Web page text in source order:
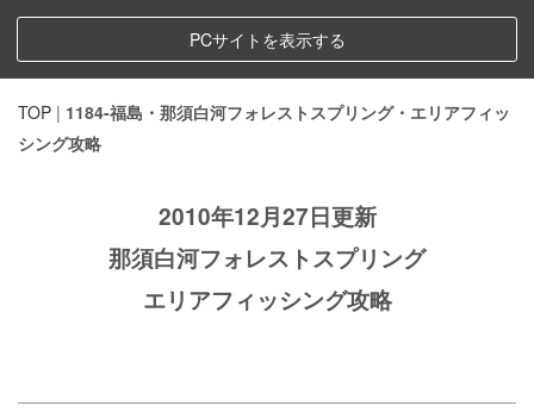
PCサイトを表示する
TOP | 1184-福島・那須白河フォレストスプリング・エリアフィッ
シング攻略
2010年12月27日更新
那須白河フォレストスプリング
エリアフィッシング攻略